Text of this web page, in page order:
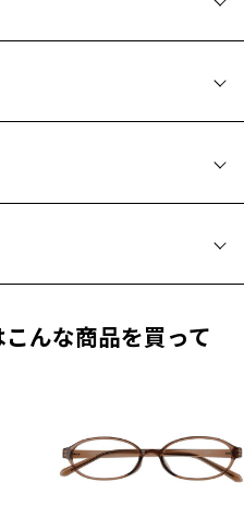
加済です。
トはこちら
ィングを施し、立体感を構築し
濃いカラーレンズも好相性。
のブラック。
映えてくれます。
のシャツなど、個性的なスタイ
るスタイリングに。
基調にしたハードケース、オリ
を確認するには？
料金を知りたい方へ
質保証
、保証期間は初期の期間から
換券」をお選びのうえ、
お買い求めください。
「レンズ交換券」はお選び
へ＞
んな商品を買って